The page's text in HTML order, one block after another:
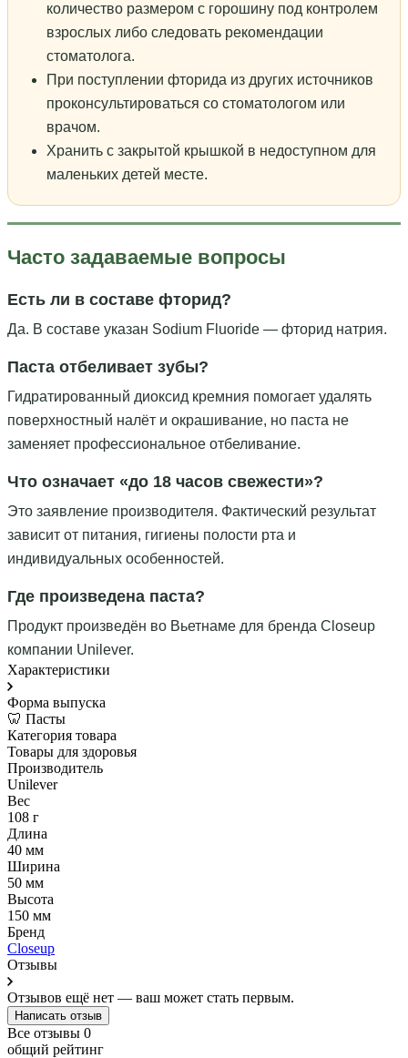
количество размером с горошину под контролем
взрослых либо следовать рекомендации
стоматолога.
При поступлении фторида из других источников
проконсультироваться со стоматологом или
врачом.
Хранить с закрытой крышкой в недоступном для
маленьких детей месте.
Часто задаваемые вопросы
Есть ли в составе фторид?
Да. В составе указан Sodium Fluoride — фторид натрия.
Паста отбеливает зубы?
Гидратированный диоксид кремния помогает удалять
поверхностный налёт и окрашивание, но паста не
заменяет профессиональное отбеливание.
Что означает «до 18 часов свежести»?
Это заявление производителя. Фактический результат
зависит от питания, гигиены полости рта и
индивидуальных особенностей.
Где произведена паста?
Продукт произведён во Вьетнаме для бренда Closeup
компании Unilever.
Характеристики
Форма выпуска
🦷 Пасты
Категория товара
Товары для здоровья
Производитель
Unilever
Вес
108 г
Длина
40 мм
Ширина
50 мм
Высота
150 мм
Бренд
Closeup
Отзывы
Отзывов ещё нет — ваш может стать первым.
Написать отзыв
Все отзывы 0
общий рейтинг